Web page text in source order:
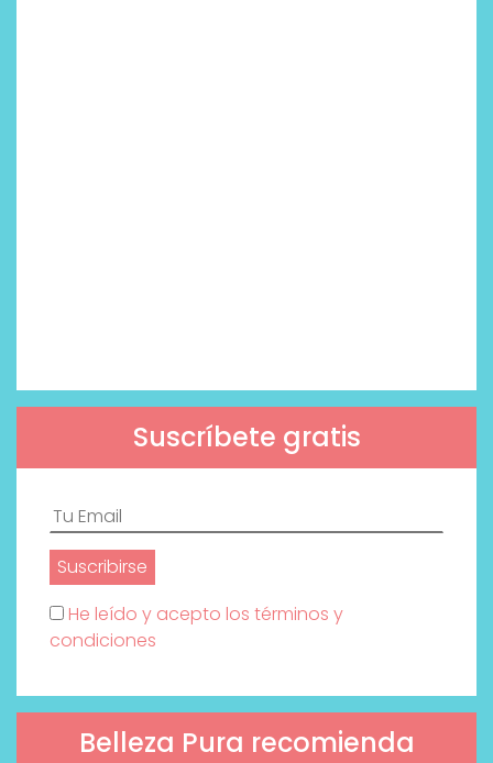
Suscríbete gratis
He leído y acepto los términos y
condiciones
Belleza Pura recomienda